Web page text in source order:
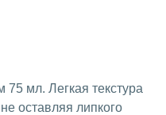
75 мл. Легкая текстура
оставляя липкого